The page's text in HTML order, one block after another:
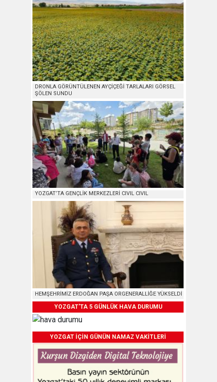
DRONLA GÖRÜNTÜLENEN AYÇİÇEĞİ TARLALARI GÖRSEL
ŞÖLEN SUNDU
YOZGAT’TA GENÇLİK MERKEZLERİ CIVIL CIVIL
HEMŞEHRİMİZ ERDOĞAN PAŞA ORGENERALLİĞE YÜKSELDİ
YOZGAT'TA 5 GÜNLÜK HAVA DURUMU
YOZGAT İÇİN GÜNÜN NAMAZ VAKİTLERİ